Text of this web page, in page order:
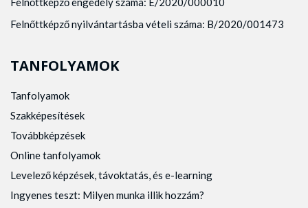
Felnőttképző nyilvántartásba vételi száma: B/2020/001473
TANFOLYAMOK
Tanfolyamok
Szakképesítések
Továbbképzések
Online tanfolyamok
Levelező képzések, távoktatás, és e-learning
Ingyenes teszt: Milyen munka illik hozzám?